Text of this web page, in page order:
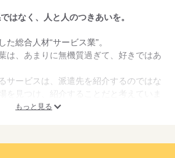
はなく、人と人のつきあいを。
総合人材“サービス業”。
は、あまりに無機質過ぎて、好きではあ
サービスは、派遣先を紹介するのではな
を見つけ、紹介することだと考えていま
性を築くために、個性にあわせた接客を
もっと見る